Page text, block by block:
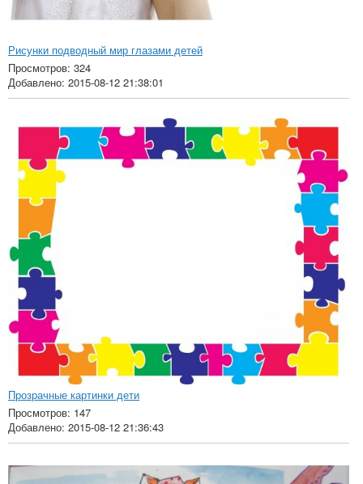
Рисунки подводный мир глазами детей
Просмотров: 324
Добавлено: 2015-08-12 21:38:01
Прозрачные картинки дети
Просмотров: 147
Добавлено: 2015-08-12 21:36:43